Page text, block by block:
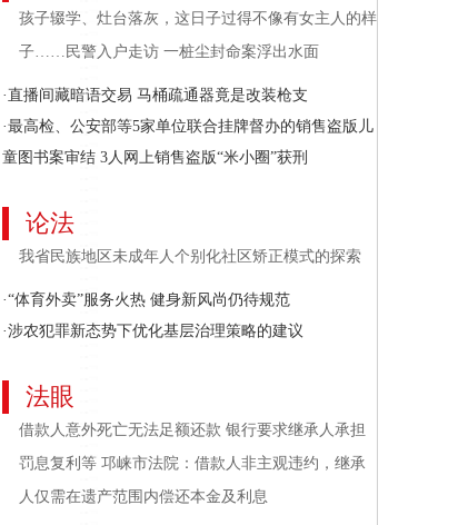
孩子辍学、灶台落灰，这日子过得不像有女主人的样
子……民警入户走访 一桩尘封命案浮出水面
·直播间藏暗语交易 马桶疏通器竟是改装枪支
·最高检、公安部等5家单位联合挂牌督办的销售盗版儿
童图书案审结 3人网上销售盗版“米小圈”获刑
论法
我省民族地区未成年人个别化社区矫正模式的探索
·“体育外卖”服务火热 健身新风尚仍待规范
·涉农犯罪新态势下优化基层治理策略的建议
法眼
借款人意外死亡无法足额还款 银行要求继承人承担
罚息复利等 邛崃市法院：借款人非主观违约，继承
人仅需在遗产范围内偿还本金及利息